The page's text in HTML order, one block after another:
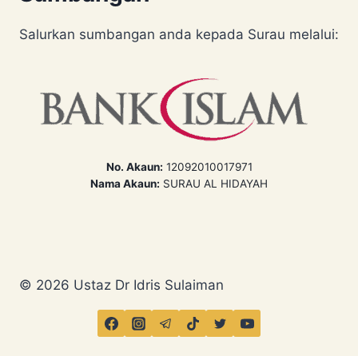
Salurkan sumbangan anda kepada Surau melalui:
No. Akaun: 12092010017971
Nama Akaun: SURAU AL HIDAYAH
© 2026 Ustaz Dr Idris Sulaiman